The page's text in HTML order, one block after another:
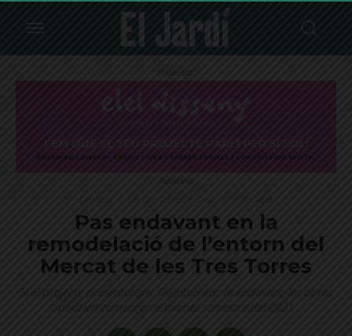
Publicitat
Publicitat
Pas endavant en la
remodelació de l’entorn del
Mercat de les Tres Torres
Si el projecte presentat per l’Ajuntament va endavant, les obres
podrien començar el primer semestre del 2021